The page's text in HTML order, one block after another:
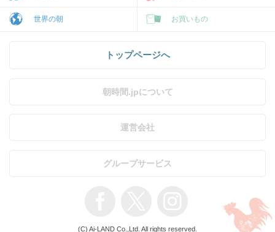
世界の朝 お買いもの
トップページへ
朝時間.jpについて
運営会社
グループサービス
(C) Ai-LAND Co.,Ltd. All rights reserved.